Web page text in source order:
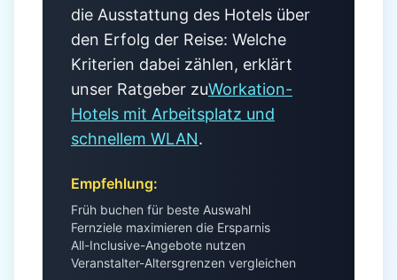
die Ausstattung des Hotels über
den Erfolg der Reise: Welche
Kriterien dabei zählen, erklärt
unser Ratgeber zuWorkation-
Hotels mit Arbeitsplatz und
schnellem WLAN.
Empfehlung:
Früh buchen für beste Auswahl
Fernziele maximieren die Ersparnis
All-Inclusive-Angebote nutzen
Veranstalter-Altersgrenzen vergleichen